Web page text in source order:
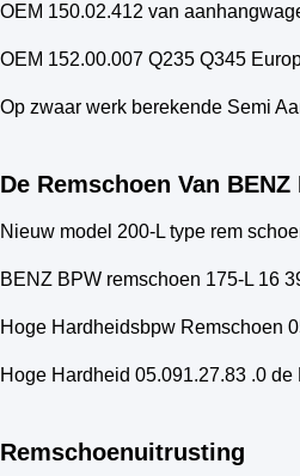
OEM 150.02.412 van
OEM 152.00.007 Q235 Q345
Op zwaar werk berekende Semi
De Remschoen Van BENZ
Nieuw model 200-L type rem
BENZ BPW remschoen 175-L 16
Hoge Hardheidsbpw Remschoen
Hoge Hardheid 05.091.27.83 .0
Remschoenuitrusting